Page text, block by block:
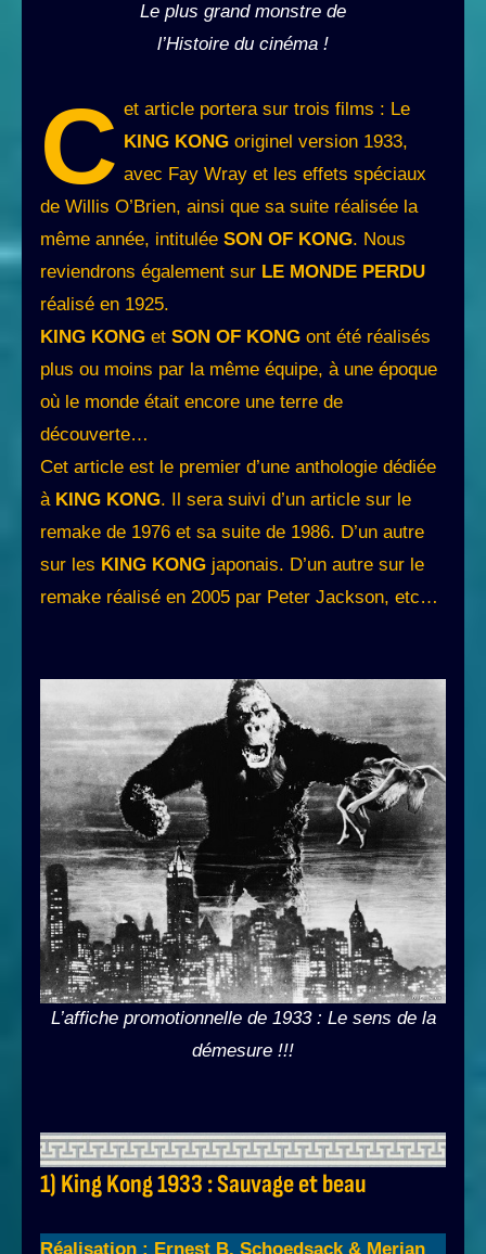
Le plus grand monstre de
l’Histoire du cinéma !
C et article portera sur trois films : Le
KING KONGoriginel version 1933,
avec Fay Wray et les effets spéciaux
de Willis O’Brien, ainsi que sa suite réalisée la
même année, intitulée SON OF KONG. Nous
reviendrons également sur LE MONDE PERDU
réalisé en 1925.
KING KONG et SON OF KONG ont été réalisés
plus ou moins par la même équipe, à une époque
où le monde était encore une terre de
découverte…
Cet article est le premier d’une anthologie dédiée
à KING KONG. Il sera suivi d’un article sur le
remake de 1976 et sa suite de 1986. D’un autre
sur les KING KONG japonais. D’un autre sur le
remake réalisé en 2005 par Peter Jackson, etc…
L’affiche promotionnelle de 1933 : Le sens de la
démesure !!!
1) King Kong 1933 : Sauvage et beau
Réalisation : Ernest B. Schoedsack & Merian